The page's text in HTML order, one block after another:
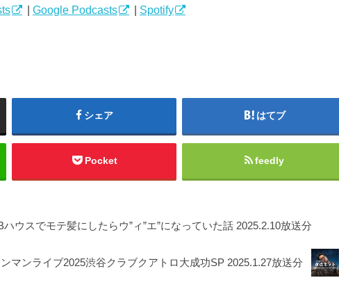
印
ー
っ
く
だ
| Google Podcasts | Spotify
シェア はてブ
Pocket feedly
ウスでモテ髪にしたらウ”ィ”エ”になっていた話 2025.2.10放送分
マンライブ2025渋谷クラブクアトロ大成功SP 2025.1.27放送分